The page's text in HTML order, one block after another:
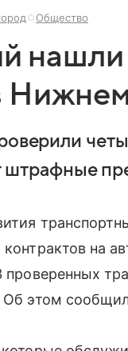
Общество
штрафные
контрактов на
Об этом